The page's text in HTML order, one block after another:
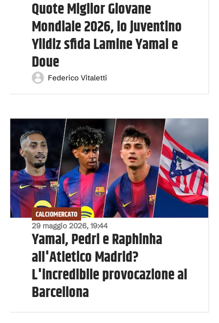
Quote Miglior Giovane
Mondiale 2026, lo juventino
Yildiz sfida Lamine Yamal e
Doue
Federico Vitaletti
29 maggio 2026, 19:44
CALCIOMERCATO
Yamal, Pedri e Raphinha
all'Atletico Madrid?
L'incredibile provocazione al
Barcellona